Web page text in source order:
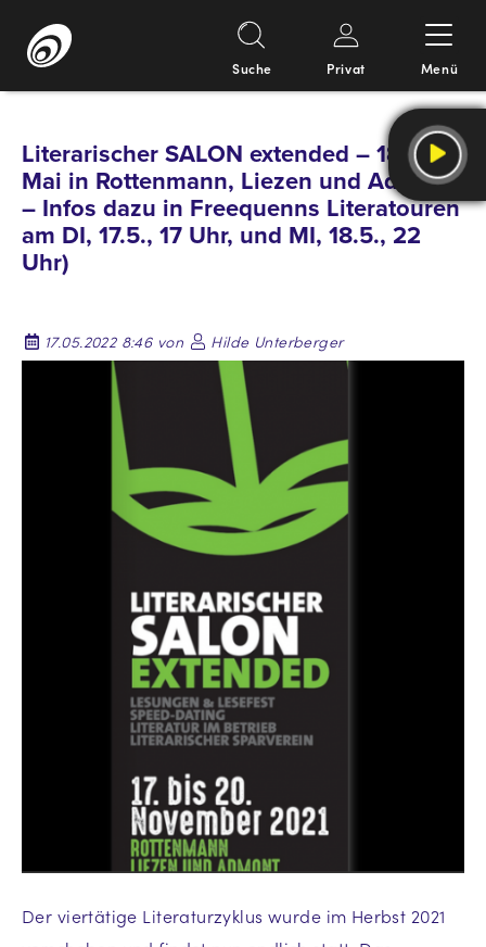
Inhalt
Suche Privat Menü
Literarischer SALON extended – 18. – 21.
Mai in Rottenmann, Liezen und Admont
– Infos dazu in Freequenns Literatouren
am DI, 17.5., 17 Uhr, und MI, 18.5., 22
Uhr)
17.05.2022 8:46 von Hilde Unterberger
Der viertätige Literaturzyklus wurde im Herbst 2021